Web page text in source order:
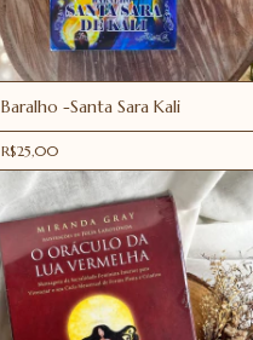
Baralho -Santa Sara Kali
R$25,00